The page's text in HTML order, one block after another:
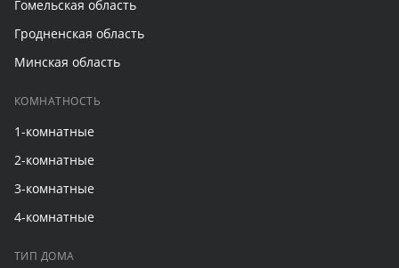
Гомельская область
Гродненская область
Минская область
КОМНАТНОСТЬ
1-комнатные
2-комнатные
3-комнатные
4-комнатные
ТИП ДОМА